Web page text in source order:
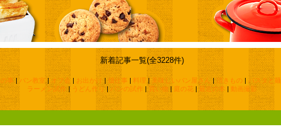
新着記事一覧(全3228件)
の事| パン教室 | オフ会 | お出かけ| 畑仕事 | 料理 | 美味しいパン屋さん |頂きもの | パスタと麺
ラーメン試作| うどん作り|パンの試作 | 買い物| 庭の花 | 最近の本 | 動画撮影